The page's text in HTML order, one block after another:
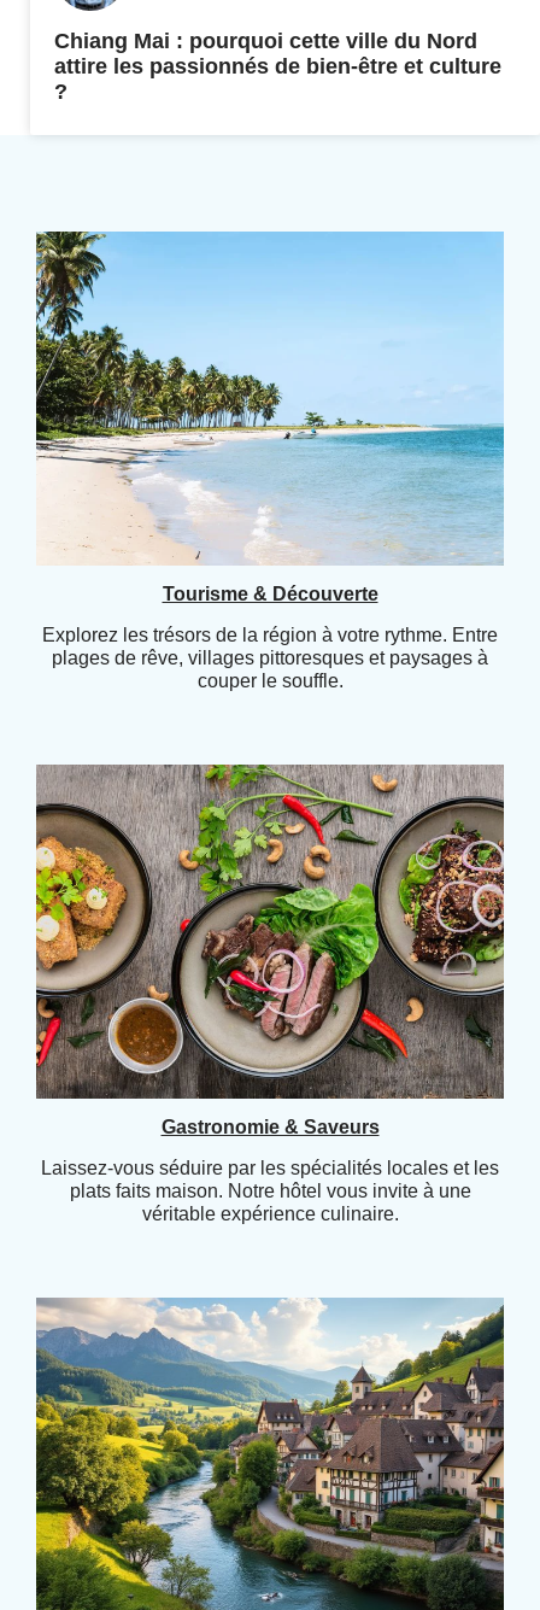
Chiang Mai : pourquoi cette ville du Nord
attire les passionnés de bien-être et culture
?
Tourisme & Découverte
Explorez les trésors de la région à votre rythme. Entre
plages de rêve, villages pittoresques et paysages à
couper le souffle.
Gastronomie & Saveurs
Laissez-vous séduire par les spécialités locales et les
plats faits maison. Notre hôtel vous invite à une
véritable expérience culinaire.